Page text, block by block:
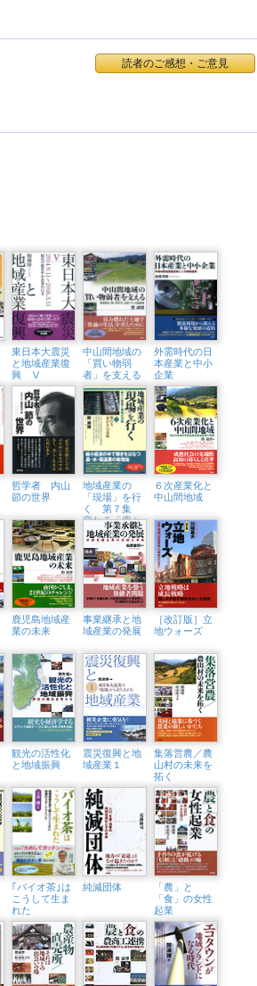
読者のご感想・ご意見
東日本大震災
と地域産業復
興 Ⅴ
中山間地域の
「買い物弱
者」を支える
外需時代の日
本産業と中小
企業
哲学者 内山
節の世界
地域産業の
「現場」を行
く 第７集
変わる「豊か
さ」の意味
６次産業化と
中山間地域
鹿児島地域産
業の未来
事業継承と地
域産業の発展
［改訂版］立
地ウォーズ
観光の活性化
と地域振興
震災復興と地
域産業１
集落営農／農
山村の未来を
拓く
｢バイオ茶｣は
こうして生ま
れた
純減団体
「農」と
「食」の女性
起業